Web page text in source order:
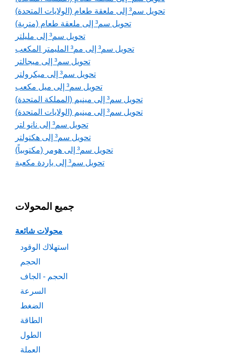
تحويل سم³ إلى ملعقة طعام (الولايات المتحدة)
تحويل سم³ إلى ملعقة طعام (مترية)
تحويل سم³ إلى مليلتر
تحويل سم³ إلى مم³ المليمتر المكعب
تحويل سم³ إلى ميجالتر
تحويل سم³ إلى ميكرولتر
تحويل سم³ إلى ميل مكعب
تحويل سم³ إلى مينيم (المملكة المتحدة)
تحويل سم³ إلى مينيم (الولايات المتحدة)
تحويل سم³ إلى نانو لتر
تحويل سم³ إلى هكتولتر
تحويل سم³ إلى هومر (مكتوبياً)
تحويل سم³ إلى ياردة مكعبة
جميع المحولات
محولات شائعة
استهلاك الوقود
الحجم
الحجم - الجاف
السرعة
الضغط
الطاقة
الطول
العملة